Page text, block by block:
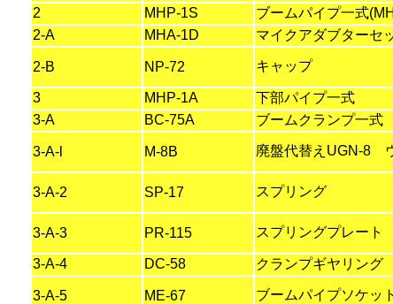
2 MHP-1S ブームパイプ一式
2-A
MHA-1D マイクアダブターセ
2-B NP-72 キャップ
3 MHP-1A 下部パイプ一式
3-A
BC-75A ブームクランプ一式
3-A-l M-8B 廃盤代替えUGN-8
3-A-2 SP-17 スプリング
3-A-3 PR-115 スプリングプレート
3-A-4 DC-58 クランプギヤリング
3-A-5 ME-67 ブームパイプソケット